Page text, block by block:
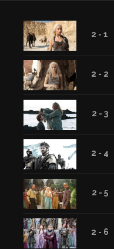
2 - 1
2 - 2
2 - 3
2 - 4
2 - 5
2 - 6